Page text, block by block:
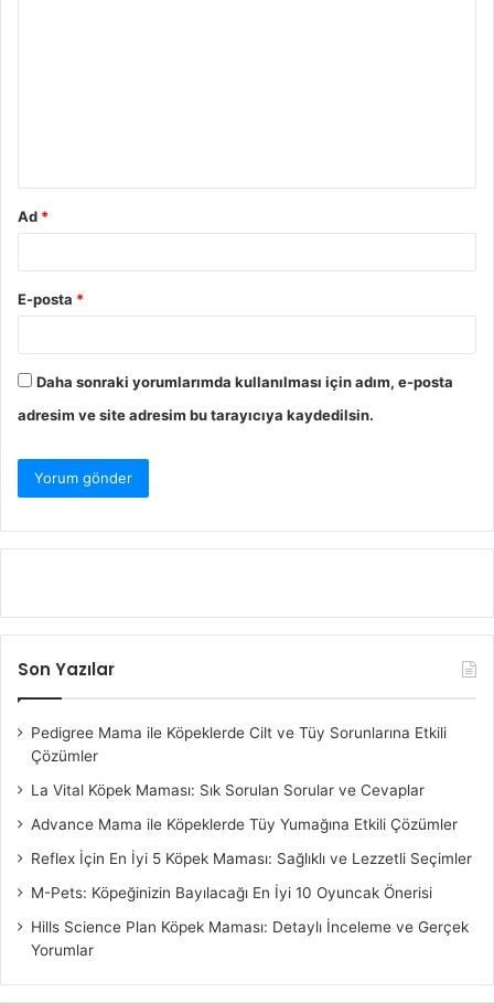
Ad *
E-posta *
Daha sonraki yorumlarımda kullanılması için adım, e-posta
adresim ve site adresim bu tarayıcıya kaydedilsin.
Son Yazılar
Pedigree Mama ile Köpeklerde Cilt ve Tüy Sorunlarına Etkili
Çözümler
La Vital Köpek Maması: Sık Sorulan Sorular ve Cevaplar
Advance Mama ile Köpeklerde Tüy Yumağına Etkili Çözümler
Reflex İçin En İyi 5 Köpek Maması: Sağlıklı ve Lezzetli Seçimler
M-Pets: Köpeğinizin Bayılacağı En İyi 10 Oyuncak Önerisi
Hills Science Plan Köpek Maması: Detaylı İnceleme ve Gerçek
Yorumlar